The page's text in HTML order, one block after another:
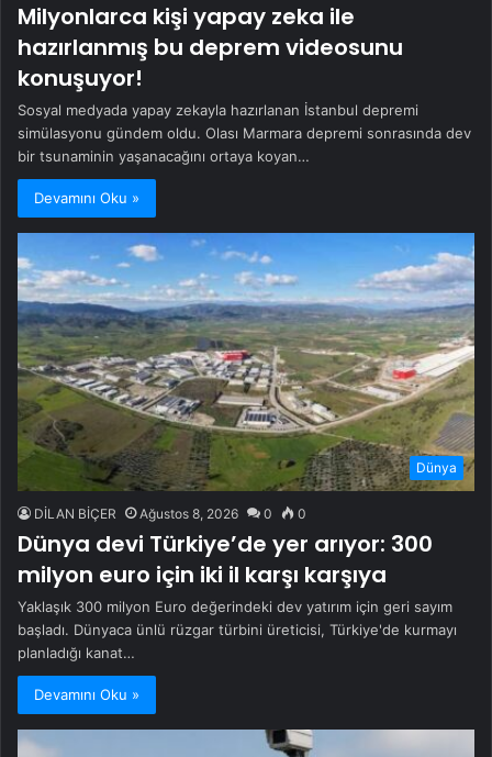
Milyonlarca kişi yapay zeka ile
hazırlanmış bu deprem videosunu
konuşuyor!
Sosyal medyada yapay zekayla hazırlanan İstanbul depremi
simülasyonu gündem oldu. Olası Marmara depremi sonrasında dev
bir tsunaminin yaşanacağını ortaya koyan…
Devamını Oku »
Dünya
DİLAN BİÇER Ağustos 8, 2026 0 0
Dünya devi Türkiye’de yer arıyor: 300
milyon euro için iki il karşı karşıya
Yaklaşık 300 milyon Euro değerindeki dev yatırım için geri sayım
başladı. Dünyaca ünlü rüzgar türbini üreticisi, Türkiye'de kurmayı
planladığı kanat…
Devamını Oku »